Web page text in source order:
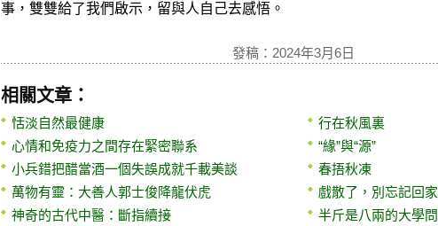
事，雙雙給了我們啟示，留與人自己去感悟。
發稿：2024年3月6日
相關文章：
恬淡自然最健康
心情和免疫力之間存在緊密聯系
小兵錯把醋當酒一個失誤成就千載美談
萬物有靈：大善人郭士俊降龍伏虎
神奇的古代中醫：斷指續接
行在秋風裏
“緣”與“源”
春捂秋凍
戲散了，別忘記回家
半斤是八兩的大學問